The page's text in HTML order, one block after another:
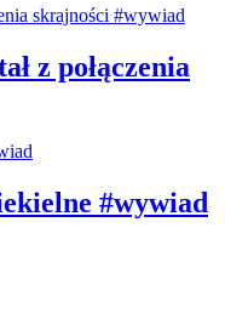
z połączenia
#wywiad